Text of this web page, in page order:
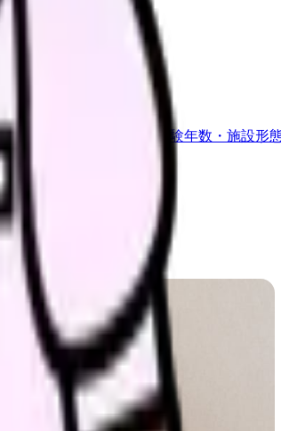
先を出します。
パスで比較する
地域・経験年数・施設形